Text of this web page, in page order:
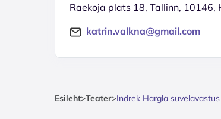
Raekoja plats 18, Tallinn, 10146,
katrin.valkna@gmail.com
Esileht>Teater>Indrek Hargla